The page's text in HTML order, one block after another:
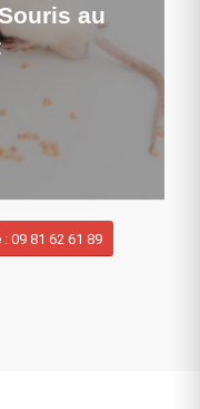
au
09 81 62 61 89